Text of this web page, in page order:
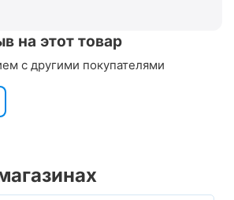
на этот товар
с другими покупателями